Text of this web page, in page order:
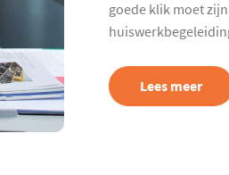
goede klik moet
Lees meer